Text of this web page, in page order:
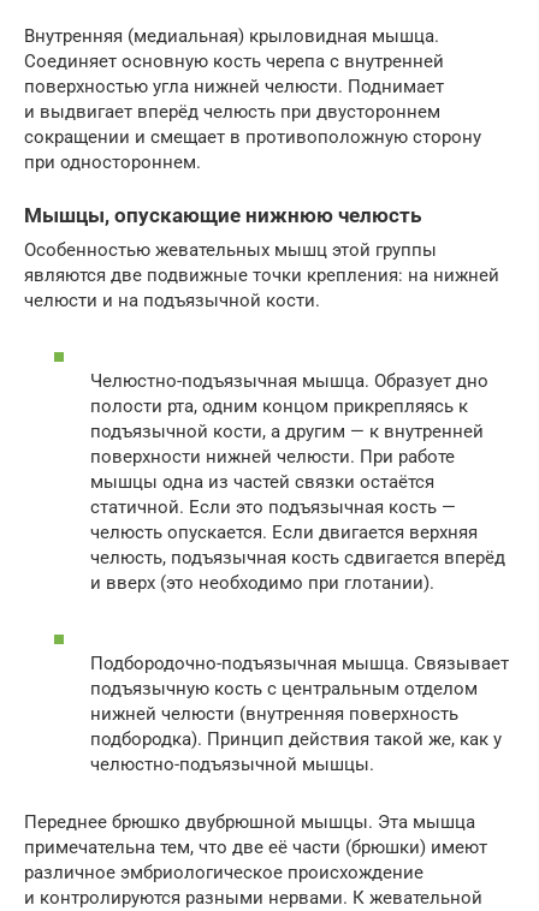
Внутренняя (медиальная) крыловидная мышца.
Соединяет основную кость черепа с внутренней
поверхностью угла нижней челюсти. Поднимает
и выдвигает вперёд челюсть при двустороннем
сокращении и смещает в противоположную сторону
при одностороннем.
Мышцы, опускающие нижнюю челюсть
Особенностью жевательных мышц этой группы
являются две подвижные точки крепления: на нижней
челюсти и на подъязычной кости.
Челюстно-подъязычная мышца. Образует дно
полости рта, одним концом прикрепляясь к
подъязычной кости, а другим — к внутренней
поверхности нижней челюсти. При работе
мышцы одна из частей связки остаётся
статичной. Если это подъязычная кость —
челюсть опускается. Если двигается верхняя
челюсть, подъязычная кость сдвигается вперёд
и вверх (это необходимо при глотании).
Подбородочно-подъязычная мышца. Связывает
подъязычную кость с центральным отделом
нижней челюсти (внутренняя поверхность
подбородка). Принцип действия такой же, как у
челюстно-подъязычной мышцы.
Переднее брюшко двубрюшной мышцы. Эта мышца
примечательна тем, что две её части (брюшки) имеют
различное эмбриологическое происхождение
и контролируются разными нервами. К жевательной